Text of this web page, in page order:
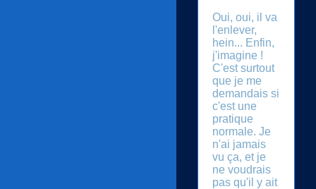
Oui, oui, il va
l'enlever,
hein... Enfin,
j'imagine !
C'est surtout
que je me
demandais si
c'est une
pratique
normale. Je
n'ai jamais
vu ça, et je
ne voudrais
pas qu'il y ait